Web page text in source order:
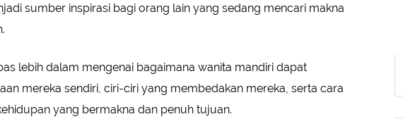
sumber inspirasi bagi orang lain yang sedang mencari makna
lebih dalam mengenai bagaimana wanita mandiri dapat
mereka sendiri, ciri-ciri yang membedakan mereka, serta cara
yang bermakna dan penuh tujuan.